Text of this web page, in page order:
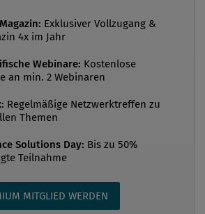
KI-Kompetenz Die KI-
in Kraft getreten. Art. 4 KI-
Maßnahmen zu ergreifen,
sind, über ein angemessenes Maß
Die Anforderungen,
Exklusiver Vollzugang &
4x im Jahr
Webinare: Kostenlose
an min. 2 Webinaren
Regelmäßige Netzwerktreffen zu
Themen
Solutions Day: Bis zu 50%
Teilnahme
MITGLIED WERDEN